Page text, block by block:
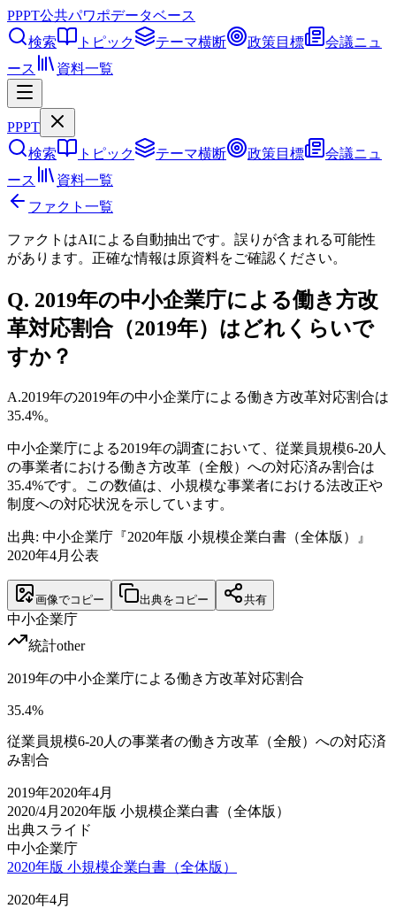
PPPT公共パワポデータベース
検索
トピック テーマ横断 政策目標
会議ニュ
ース
資料一覧
PPPT
検索
トピック テーマ横断 政策目標
会議ニュ
ース
資料一覧
ファクト一覧
ファクトはAIによる自動抽出です。誤りが含まれる可能性
があります。正確な情報は原資料をご確認ください。
Q. 2019年の中小企業庁による働き方改
革対応割合（2019年）はどれくらいで
すか？
A.2019年の2019年の中小企業庁による働き方改革対応割合は
35.4%。
中小企業庁による2019年の調査において、従業員規模6-20人
の事業者における働き方改革（全般）への対応済み割合は
35.4%です。この数値は、小規模な事業者における法改正や
制度への対応状況を示しています。
出典: 中小企業庁『2020年版 小規模企業白書（全体版）』
2020年4月公表
画像でコピー 出典をコピー 共有
中小企業庁
統計other
2019年の中小企業庁による働き方改革対応割合
35.4%
従業員規模6-20人の事業者の働き方改革（全般）への対応済
み割合
2019年2020年4月
2020/4月 2020年版 小規模企業白書（全体版）
出典スライド
中小企業庁
2020年版 小規模企業白書（全体版）
2020年4月